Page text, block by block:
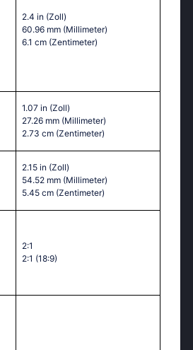
2.4 in (Zoll)
60.96 mm (Millimeter)
6.1 cm (Zentimeter)
1.07 in (Zoll)
27.26 mm (Millimeter)
2.73 cm (Zentimeter)
2.15 in (Zoll)
54.52 mm (Millimeter)
5.45 cm (Zentimeter)
2:1
2:1 (18:9)